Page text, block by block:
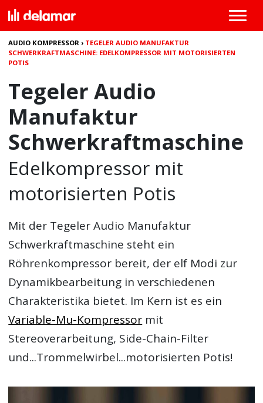
AUDIO KOMPRESSOR › TEGELER AUDIO MANUFAKTUR
SCHWERKRAFTMASCHINE: EDELKOMPRESSOR MIT MOTORISIERTEN
POTIS
Tegeler Audio
Manufaktur
Schwerkraftmaschine
Edelkompressor mit
motorisierten Potis
Mit der Tegeler Audio Manufaktur
Schwerkraftmaschine steht ein
Röhrenkompressor bereit, der elf Modi zur
Dynamikbearbeitung in verschiedenen
Charakteristika bietet. Im Kern ist es ein
Variable-Mu-Kompressor mit
Stereoverarbeitung, Side-Chain-Filter
und...Trommelwirbel...motorisierten Potis!